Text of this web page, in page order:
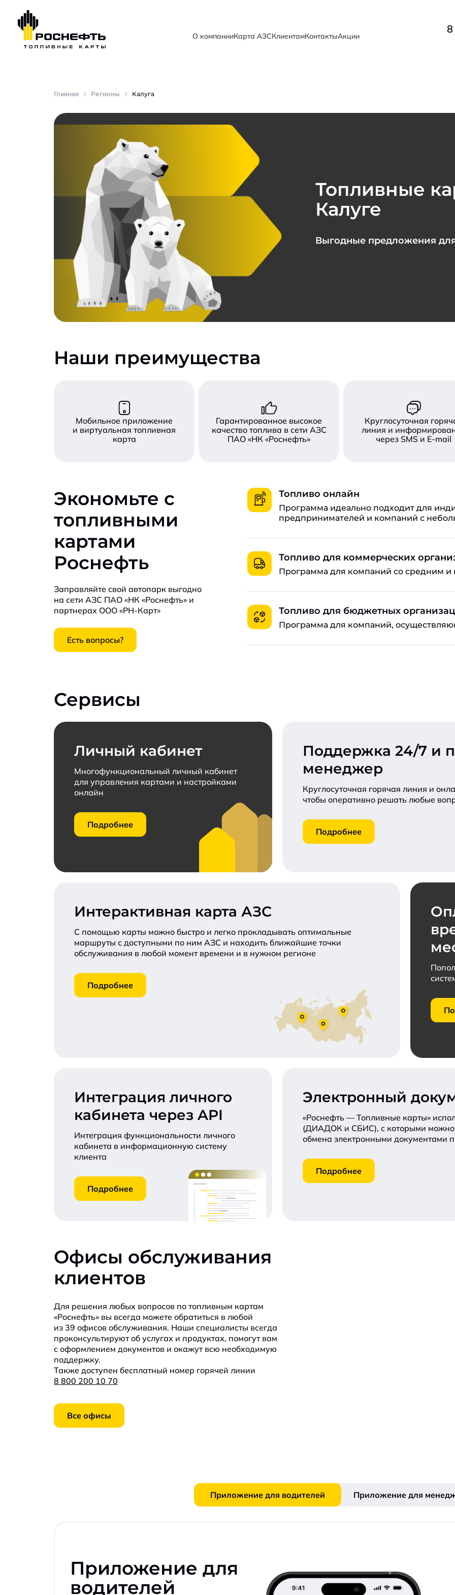
О компанииКарта АЗСКлиентамКонтактыАкции
Главная Регионы Калуга
Топливные
Калуге
Выгодные предложения
Наши преимущества
Мобильное приложение
и виртуальная топливная
карта
Гарантированное высокое
качество топлива в сети АЗС
ПАО «НК «Роснефть»
Круглосуточная
линия и
через SMS и E-mail
Экономьте с
топливными
картами
Роснефть
Заправляйте свой автопарк выгодно
на сети АЗС ПАО «НК «Роснефть» и
партнерах ООО «РН-Карт»
Есть вопросы?
Топливо онлайн
Программа идеально подходит для
предпринимателей и компаний с
Оплачивайте топливо даже при
Программа временно недоступна.
Топливо для коммерческих
Программа для компаний со средним и
Свяжите функционал личного
Топливо для бюджетных
Программа для компаний,
Запросить коммерческое предложение
Сервисы
Личный кабинет
Многофункциональный личный кабинет
для управления картами и настройками
онлайн
Подробнее
Поддержка 24/7 и
менеджер
Круглосуточная горячая линия и
чтобы оперативно решать любые
Подробнее
Интерактивная карта АЗС
С помощью карты можно быстро и легко прокладывать оптимальные
маршруты с доступными по ним АЗС и находить ближайшие точки
обслуживания в любой момент времени и в нужном регионе
Подробнее
Интеграция личного
кабинета через API
Интеграция функциональности личного
кабинета в информационную систему
клиента
Подробнее
Электронный
«Роснефть — Топливные карты»
(ДИАДОК и СБИС), с которыми можно
обмена электронными документами
Подробнее
Офисы обслуживания
клиентов
Для решения любых вопросов по топливным картам
«Роснефть» вы всегда можете обратиться в любой
из 39 офисов обслуживания. Наши специалисты всегда
проконсультируют об услугах и продуктах, помогут вам
с оформлением документов и окажут всю необходимую
поддержку.
Также доступен бесплатный номер горячей линии
8 800 200 10 70
Все офисы
Приложение для водителей Приложение для
Приложение для
водителей